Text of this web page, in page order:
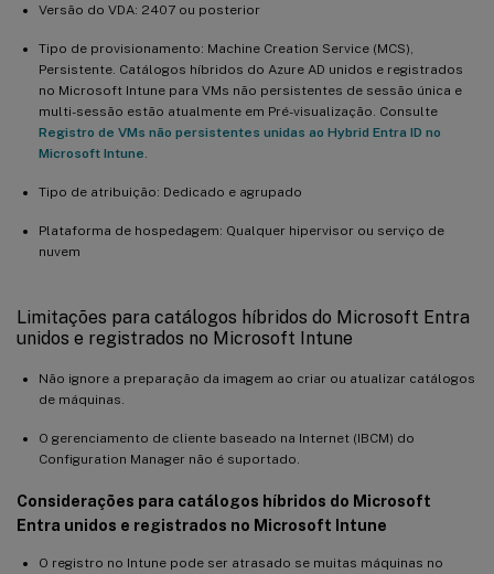
Versão do VDA: 2407 ou posterior
Tipo de provisionamento: Machine Creation Service (MCS),
Persistente. Catálogos híbridos do Azure AD unidos e registrados
no Microsoft Intune para VMs não persistentes de sessão única e
multi-sessão estão atualmente em Pré-visualização. Consulte
Registro de VMs não persistentes unidas ao Hybrid Entra ID no
Microsoft Intune
Tipo de atribuição: Dedicado e agrupado
Plataforma de hospedagem: Qualquer hipervisor ou serviço de
nuvem
Limitações para catálogos híbridos do Microsoft Entra
unidos e registrados no Microsoft Intune
Não ignore a preparação da imagem ao criar ou atualizar catálogos
de máquinas.
O gerenciamento de cliente baseado na Internet (IBCM) do
Configuration Manager não é suportado.
Considerações para catálogos híbridos do Microsoft
Entra unidos e registrados no Microsoft Intune
O registro no Intune pode ser atrasado se muitas máquinas no